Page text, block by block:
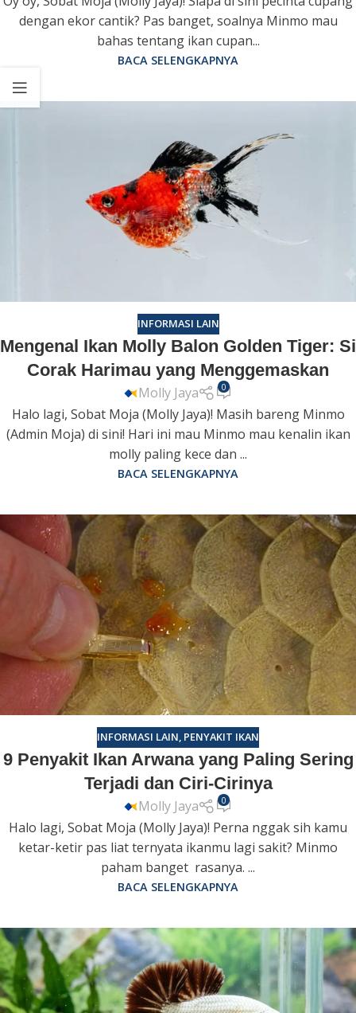
dengan ekor cantik? Pas banget, soalnya Minmo mau
bahas tentang ikan cupan...
BACA SELENGKAPNYA
INFORMASI LAIN
Mengenal Ikan Molly Balon Golden Tiger: Si
Corak Harimau yang Menggemaskan
Molly Jaya 0
Halo lagi, Sobat Moja (Molly Jaya)! Masih bareng Minmo
(Admin Moja) di sini! Hari ini mau Minmo mau kenalin ikan
molly paling kece dan ...
BACA SELENGKAPNYA
INFORMASI LAIN, PENYAKIT IKAN
9 Penyakit Ikan Arwana yang Paling Sering
Terjadi dan Ciri-Cirinya
Molly Jaya 0
Halo lagi, Sobat Moja (Molly Jaya)! Perna nggak sih kamu
ketar-ketir pas liat ternyata ikanmu lagi sakit? Minmo
paham banget rasanya. ...
BACA SELENGKAPNYA